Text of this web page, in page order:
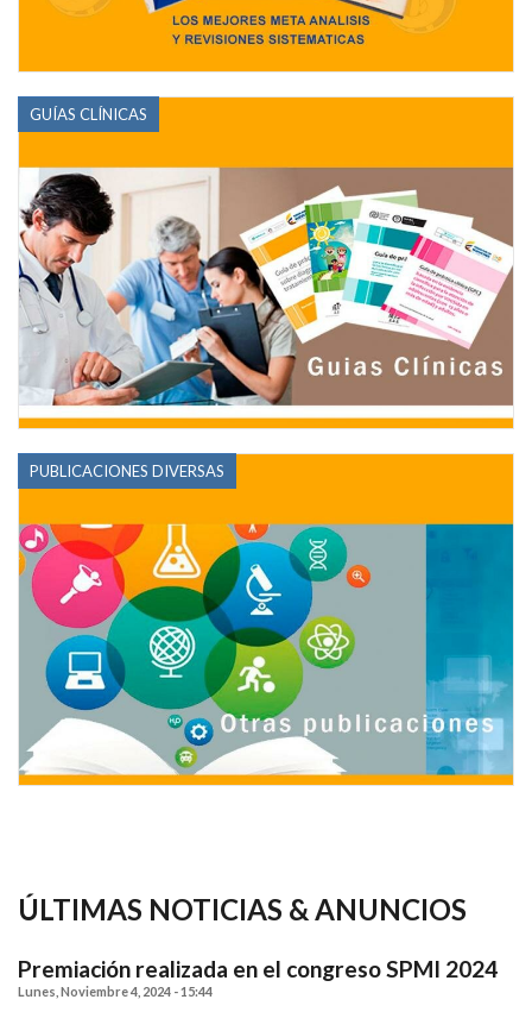
GUÍAS CLÍNICAS
PUBLICACIONES DIVERSAS
ÚLTIMAS NOTICIAS & ANUNCIOS
Premiación realizada en el congreso SPMI 2024
Lunes, Noviembre 4, 2024 - 15:44